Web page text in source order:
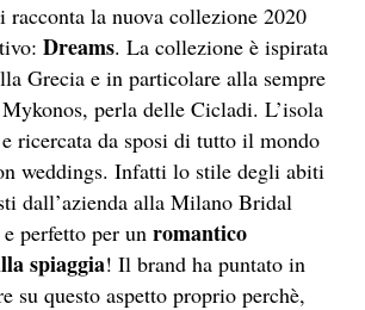
la nuova collezione 2020
Dreams. La collezione è ispirata
Grecia e in particolare alla sempre
perla delle Cicladi. L’isola
ricercata da sposi di tutto il mondo
weddings. Infatti lo stile degli abiti
dall’azienda alla Milano Bridal
e perfetto per un romantico
spiaggia! Il brand ha puntato in
su questo aspetto proprio perchè,